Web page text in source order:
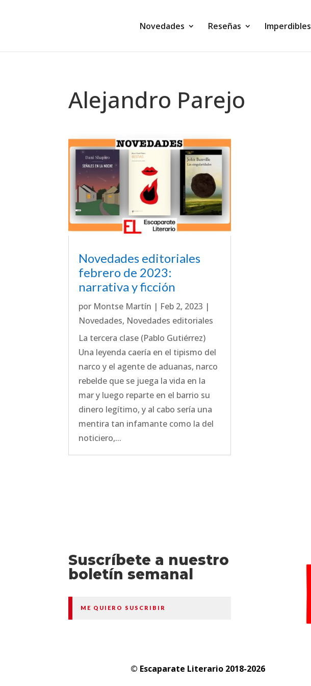
Novedades Reseñas Imperdibles
Alejandro Parejo
Novedades editoriales
febrero de 2023:
narrativa y ficción
por Montse Martín | Feb 2, 2023 |
Novedades, Novedades editoriales
La tercera clase (Pablo Gutiérrez)
Una leyenda caería en el tipismo del
narco y el agente de aduanas, narco
rebelde que se juega la vida en la
mar y luego reparte en el barrio su
dinero legítimo, y al cabo sería una
mentira tan infamante como la del
noticiero,...
Suscríbete a nuestro
boletín semanal
ME QUIERO SUSCRIBIR
© Escaparate Literario 2018-2026